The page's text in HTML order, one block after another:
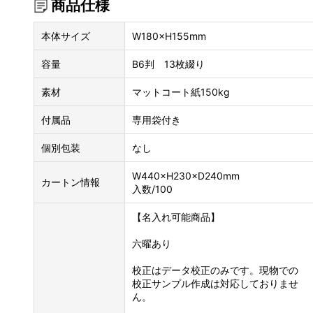
商品仕様
本体サイズ W180×H155mm
容量 B6判 13枚綴り
素材 マットコート紙150kg
付属品 専用袋付き
個別包装 なし
カートン情報
W440×H230×D240mm
入数/100
【名入れ可能商品】
六曜あり
校正はデータ校正のみです。現物での
校正サンプル作成は対応しておりませ
ん。